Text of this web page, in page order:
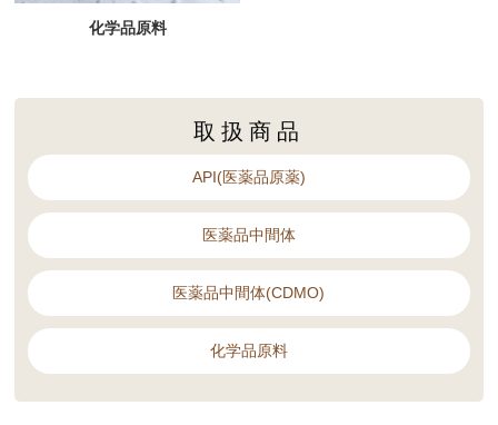
化学品原料
取扱商品
API(医薬品原薬)
医薬品中間体
医薬品中間体(CDMO)
化学品原料